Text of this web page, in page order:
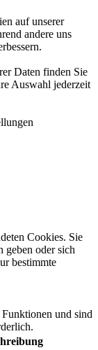
auf unserer
andere uns
Daten finden Sie
Auswahl jederzeit
Cookies. Sie
oder sich
bestimmte
und sind